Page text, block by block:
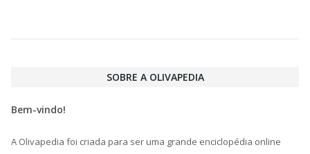
SOBRE A OLIVAPEDIA
Bem-vindo!
A Olivapedia foi criada para ser uma grande enciclopédia online